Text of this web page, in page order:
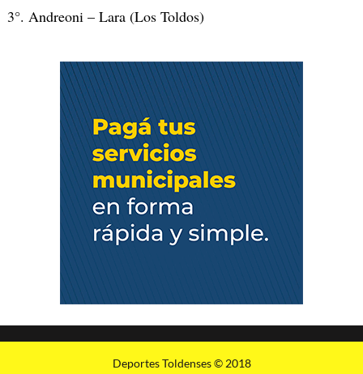
3°. Andreoni – Lara (Los Toldos)
Deportes Toldenses © 2018